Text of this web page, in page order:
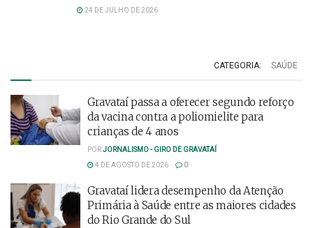
24 DE JULHO DE 2026
CATEGORIA: SAÚDE
Gravataí passa a oferecer segundo reforço
da vacina contra a poliomielite para
crianças de 4 anos
PORJORNALISMO - GIRO DE GRAVATAÍ
4 DE AGOSTO DE 2026
0
Gravataí lidera desempenho da Atenção
Primária à Saúde entre as maiores cidades
do Rio Grande do Sul